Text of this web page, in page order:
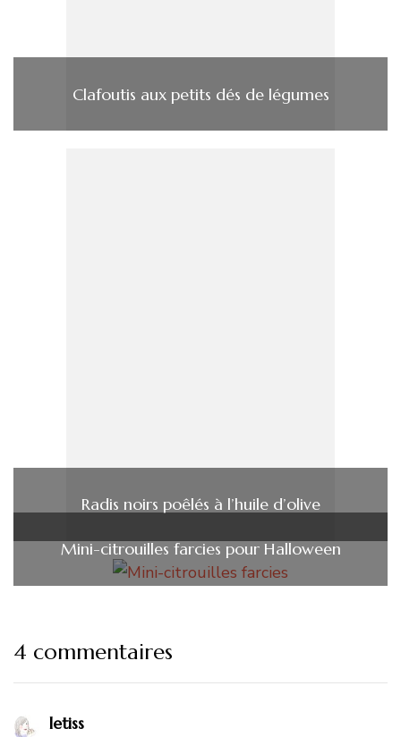
Clafoutis aux petits dés de légumes
Radis noirs poêlés à l’huile d’olive
Mini-citrouilles farcies pour Halloween
4 commentaires
letiss